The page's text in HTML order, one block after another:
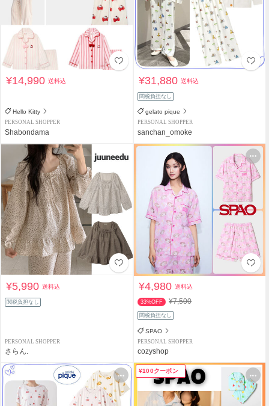
¥14,990送料込
Hello Kitty
PERSONAL SHOPPER
Shabondama
¥31,880送料込
関税負担なし
gelato pique
PERSONAL SHOPPER
sanchan_omoke
¥5,990送料込
関税負担なし
PERSONAL SHOPPER
さらん.
¥4,980送料込
33%OFF ¥7,500
関税負担なし
SPAO
PERSONAL SHOPPER
cozyshop
¥100クーポン